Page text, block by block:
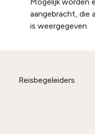
Mogelijk worden
aangebracht, die
is weergegeven.
Reisbegeleiders